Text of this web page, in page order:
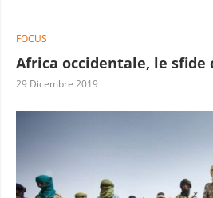
FOCUS
Africa occidentale, le sfide
29 Dicembre 2019